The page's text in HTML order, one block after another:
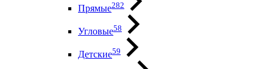
Прямые282
Угловые58
Детские59